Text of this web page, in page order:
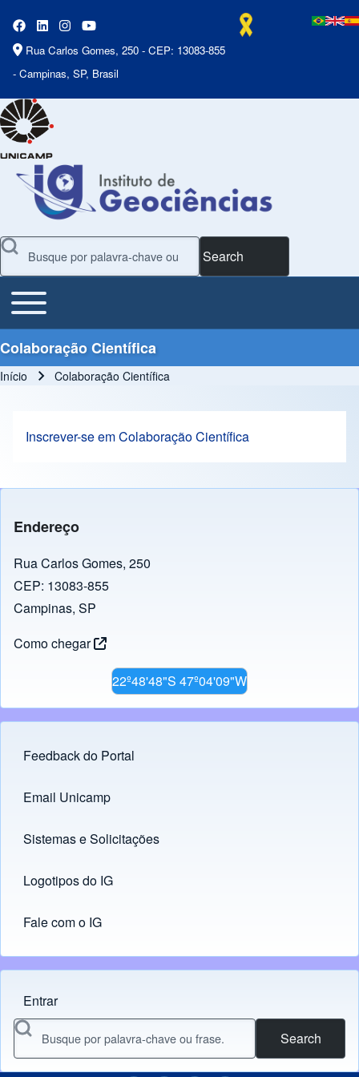
Rua Carlos Gomes, 250 - CEP: 13083-855
- Campinas, SP, Brasil
Search
Main Menu
Toggle main menu
Colaboração Científica
Início Colaboração Científica
Inscrever-se em Colaboração Científica
Endereço
Rua Carlos Gomes, 250
CEP: 13083-855
Campinas, SP
Como chegar
22º48'48"S 47º04'09"W
Footer menu
Feedback do Portal
Links
Email Unicamp
(opens in new tab)
Sistemas e Solicitações
(opens in new tab)
Logotipos do IG
(opens in new tab)
Fale com o IG
Menu do usuário
Entrar
Search